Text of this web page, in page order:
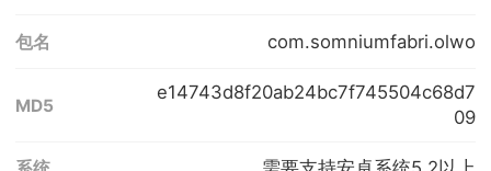
包名 com.somniumfabri.olwo
MD5
e14743d8f20ab24bc7f745504c68d7
09